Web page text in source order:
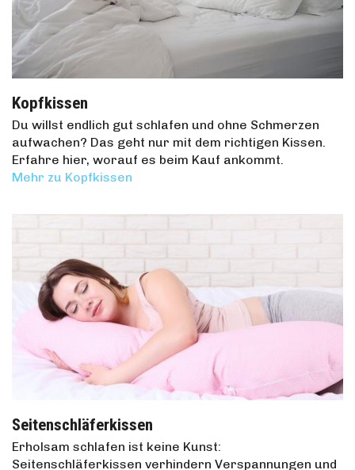
Kopfkissen
Du willst endlich gut schlafen und ohne Schmerzen
aufwachen? Das geht nur mit dem richtigen Kissen.
Erfahre hier, worauf es beim Kauf ankommt.
Mehr zu Kopfkissen
Seitenschläferkissen
Erholsam schlafen ist keine Kunst:
Seitenschläferkissen verhindern Verspannungen und